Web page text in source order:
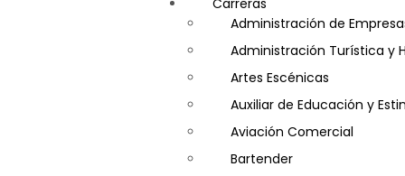
Salud y Psicología
Seguridad
Carreras
Administración de
Administración Turística y
Artes Escénicas
Auxiliar de Educación y
Aviación Comercial
Bartender